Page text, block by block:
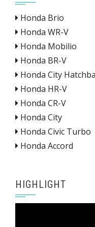
Honda Brio
Honda WR-V
Honda Mobilio
Honda BR-V
Honda City
Honda HR-V
Honda CR-V
Honda City
Honda Civic Turbo
Honda Accord
HIGHLIGHT